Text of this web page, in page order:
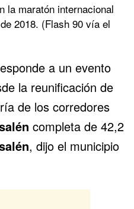
la maratón internacional
2018. (Flash 90 vía el
a un evento
la reunificación de
de los corredores
completa de 42,2
, dijo el municipio